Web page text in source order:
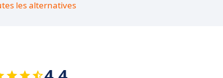
les alternatives